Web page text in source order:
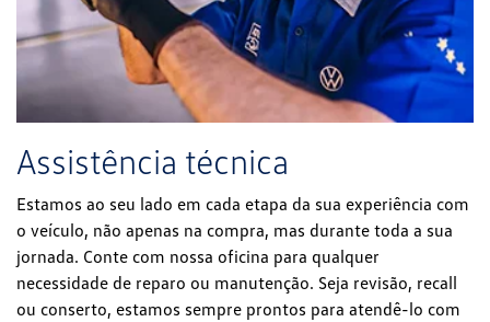
Assistência técnica
Estamos ao seu lado em cada etapa da sua experiência com
o veículo, não apenas na compra, mas durante toda a sua
jornada. Conte com nossa oficina para qualquer
necessidade de reparo ou manutenção. Seja revisão, recall
ou conserto, estamos sempre prontos para atendê-lo com